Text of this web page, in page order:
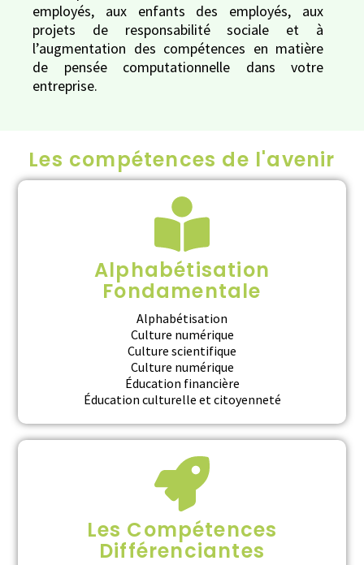
employés, aux enfants des employés, aux
projets de responsabilité sociale et à
l’augmentation des compétences en matière
de pensée computationnelle dans votre
entreprise.
Les compétences de l'avenir
Alphabétisation
Fondamentale
Alphabétisation
Culture numérique
Culture scientifique
Culture numérique
Éducation financière
Éducation culturelle et citoyenneté
Les Compétences
Différenciantes